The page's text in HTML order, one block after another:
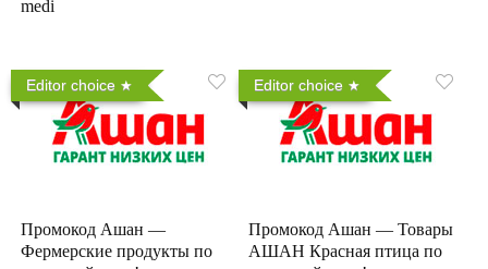
medi
Editor choice
Промокод Ашан —
Фермерские продукты по
Editor choice
Промокод Ашан — Товары
АШАН Красная птица по